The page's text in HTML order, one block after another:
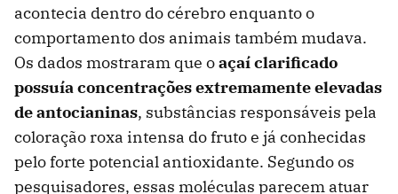
acontecia dentro do cérebro enquanto o
comportamento dos animais também mudava.
Os dados mostraram que oaçaí clarificado
possuía concentrações extremamente elevadas
de antocianinas, substâncias responsáveis pela
coloração roxa intensa do fruto e já conhecidas
pelo forte potencial antioxidante. Segundo os
pesquisadores, essas moléculas parecem atuar